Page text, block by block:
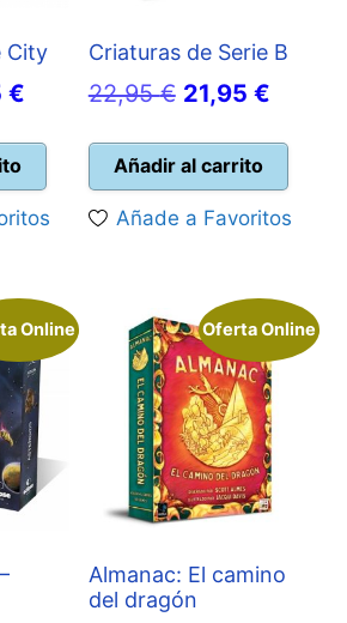
City
€
es:
15,25 €.
Criaturas de Serie B
22,95€ El
original
era:
22,95 €.
21,95 €El
es:
21,95
Añadir al carrito
Añade a Favoritos
Online Oferta Online
Almanac: El camino
del dragón